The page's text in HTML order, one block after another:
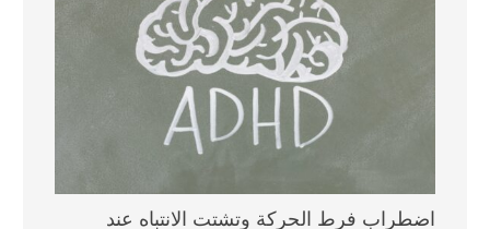
اضطراب فرط الحركة وتشتت الانتباه عند